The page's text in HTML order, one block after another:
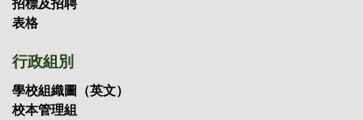
招標及招聘
表格
行政組別
學校組織圖（英文）
校本管理組